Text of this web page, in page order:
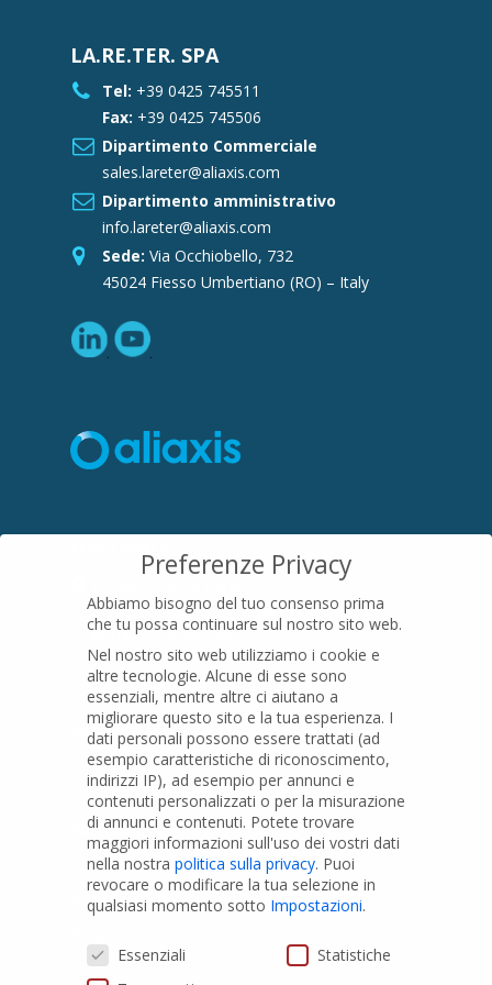
LA.RE.TER. SPA
Tel: +39 0425 745511
Fax: +39 0425 745506
Dipartimento Commerciale
sales.lareter@aliaxis.com
Dipartimento amministrativo
info.lareter@aliaxis.com
Sede: Via Occhiobello, 732
45024 Fiesso Umbertiano (RO) – Italy
16015 Casella (GE) – Italy
01079200299
PRODOTTI
Tubi PVC
Raccordi PVC
Tubi e Raccordi in PVC-A
Pozzi Artesiani
Preferenze Privacy
Abbiamo bisogno del tuo consenso prima
che tu possa continuare sul nostro sito web.
Nel nostro sito web utilizziamo i cookie e
altre tecnologie. Alcune di esse sono
essenziali, mentre altre ci aiutano a
migliorare questo sito e la tua esperienza. I
dati personali possono essere trattati (ad
esempio caratteristiche di riconoscimento,
indirizzi IP), ad esempio per annunci e
contenuti personalizzati o per la misurazione
di annunci e contenuti. Potete trovare
maggiori informazioni sull'uso dei vostri dati
nella nostra politica sulla privacy. Puoi
revocare o modificare la tua selezione in
qualsiasi momento sotto Impostazioni.
Preferenze Privacy
Essenziali
Statistiche